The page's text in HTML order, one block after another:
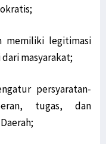
memiliki legitimasi
masyarakat;
persyaratan-
tugas, dan